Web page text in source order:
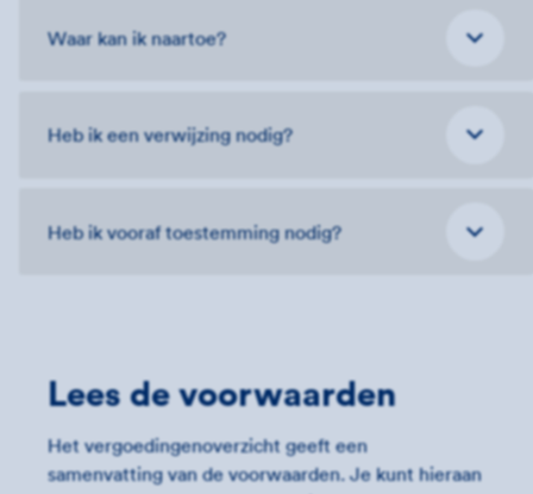
Waar kan ik naartoe?
Heb ik een verwijzing nodig?
Heb ik vooraf toestemming nodig?
Lees de voorwaarden
Het vergoedingenoverzicht geeft een
samenvatting van de voorwaarden. Je kunt hieraan